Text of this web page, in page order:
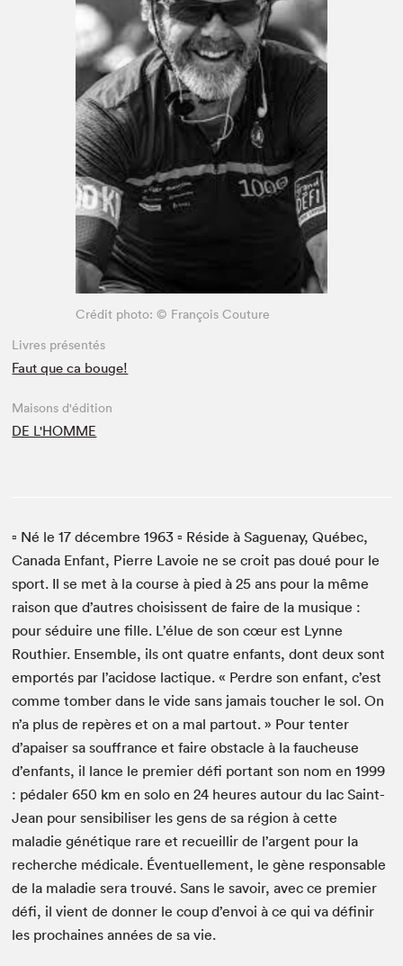
Espace médias
Crédit photo: © François Couture
Livres présentés
Faut que ca bouge!
Maisons d'édition
DE L'HOMME
▫ Né le 17 décembre 1963 ▫ Réside à Saguenay, Québec,
Canada Enfant, Pierre Lavoie ne se croit pas doué pour le
sport. Il se met à la course à pied à 25 ans pour la même
raison que d’autres choisissent de faire de la musique :
pour séduire une fille. L’élue de son cœur est Lynne
Routhier. Ensemble, ils ont quatre enfants, dont deux sont
emportés par l’acidose lactique. « Perdre son enfant, c’est
comme tomber dans le vide sans jamais toucher le sol. On
n’a plus de repères et on a mal partout. » Pour tenter
d’apaiser sa souffrance et faire obstacle à la faucheuse
d’enfants, il lance le premier défi portant son nom en 1999
: pédaler 650 km en solo en 24 heures autour du lac Saint-
Jean pour sensibiliser les gens de sa région à cette
maladie génétique rare et recueillir de l’argent pour la
recherche médicale. Éventuellement, le gène responsable
de la maladie sera trouvé. Sans le savoir, avec ce premier
défi, il vient de donner le coup d’envoi à ce qui va définir
les prochaines années de sa vie.